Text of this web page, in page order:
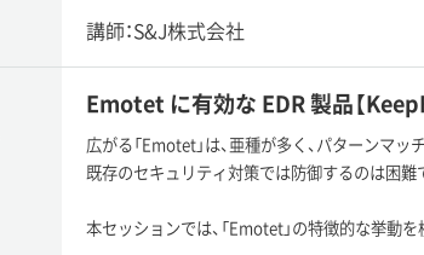
講師：S&J株式会社
Emotet に有効な EDR 製品【
広がる「Emotet」は、亜種が多く、パターンマ
既存のセキュリティ対策では防御するのは困難
本セッションでは、「Emotet」の特徴的な挙動